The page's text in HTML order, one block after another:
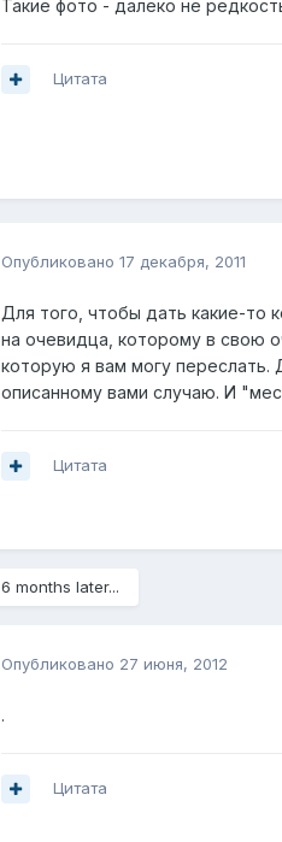
Такие фото - далеко не
Цитата
Опубликовано 17 декабря, 2011
Для того, чтобы дать какие-то
на очевидца, которому в свою
которую я вам могу переслать.
описанному вами случаю. И
Цитата
6 months later...
Опубликовано 27 июня, 2012
.
Цитата